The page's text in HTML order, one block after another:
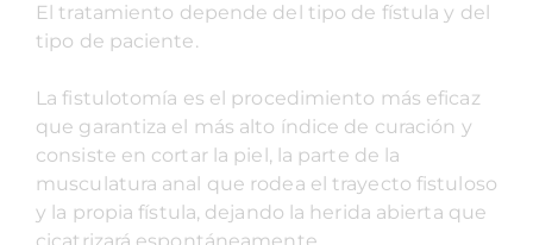
El tratamiento depende del tipo de fístula y del
tipo de paciente.
La fistulotomía es el procedimiento más eficaz
que garantiza el más alto índice de curación y
consiste en cortar la piel, la parte de la
musculatura anal que rodea el trayecto fistuloso
y la propia fístula, dejando la herida abierta que